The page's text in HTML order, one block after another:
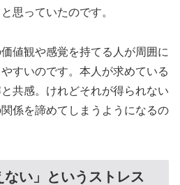
思っていたのです。
値観や感覚を持てる人が周囲に
すいのです。本人が求めている
共感。けれどそれが得られない
係を諦めてしまうようになるの
ない」というストレス